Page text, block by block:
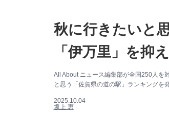
秋に行きたいと
「伊万里」を抑
All About ニュース編集部が全国250人を
と思う「佐賀県の道の駅」ランキングを
2025.10.04
坂上 恵